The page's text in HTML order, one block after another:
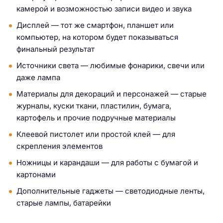
камерой и возможностью записи видео и звука
Дисплей — тот же смартфон, планшет или
компьютер, на котором будет показываться
финальный результат
Источники света — любимые фонарики, свечи или
даже лампа
Материалы для декораций и персонажей — старые
журналы, куски ткани, пластилин, бумага,
картофель и прочие подручные материалы
Клеевой пистолет или простой клей — для
скрепления элементов
Ножницы и карандаши — для работы с бумагой и
картонами
Дополнительные гаджеты — светодиодные ленты,
старые лампы, батарейки